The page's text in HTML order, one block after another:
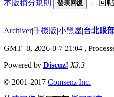
本版積分規則 發表回復 回
Archiver|手機版|小黑屋|台北眼
GMT+8, 2026-8-7 21:04 ,
Powered by Discuz! X3.3
© 2001-2017 Comsenz Inc.